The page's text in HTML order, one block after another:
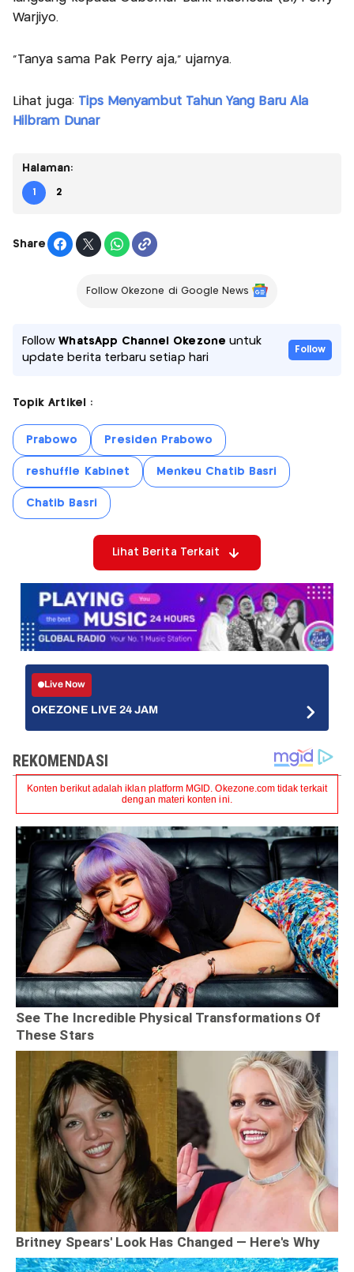
Warjiyo.
"Tanya sama Pak Perry aja," ujarnya.
Lihat juga: Tips Menyambut Tahun Yang Baru Ala
Hilbram Dunar
Halaman:
1 2
Share
Follow Okezone di Google News
FollowWhatsApp Channel Okezone untuk
update berita terbaru setiap hari
Follow
Topik Artikel :
Prabowo Presiden Prabowo
reshuffle Kabinet Menkeu Chatib Basri
Chatib Basri
Lihat Berita Terkait
Live Now
OKEZONE LIVE 24 JAM